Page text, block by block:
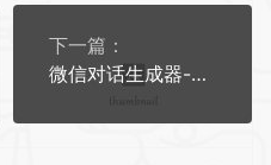
下一篇：
微信对话生成器-截图怪兽-免安装版